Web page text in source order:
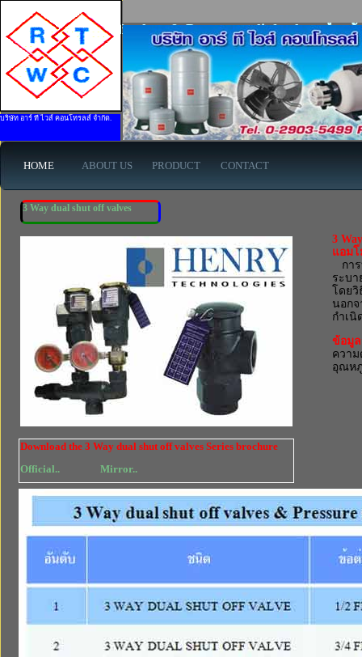
3 Way dual shut off valves & Pressure relief valves สำ
บริษัท อาร์ ที ไวส์ คอนโทรลส์ จำกัด.
HOME ABOUT US PRODUCT CONTACT
3 Way dual shut off valves
3
แอมโ
การ
ระบ
โดย
นอก
กำเนิ
ข้อมูล
ความ
อุณหภู
Download the 3 Way dual shut off valves Series brochure
Official..
Mirror..